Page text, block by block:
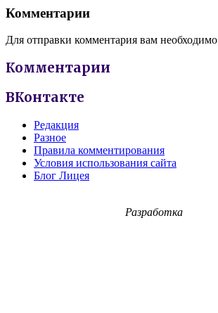
Комментарии
Для отправки комментария вам необходимо
Комментарии
ВКонтакте
Редакция
Разное
Правила комментирования
Условия использования сайта
Блог Лицея
Разработка